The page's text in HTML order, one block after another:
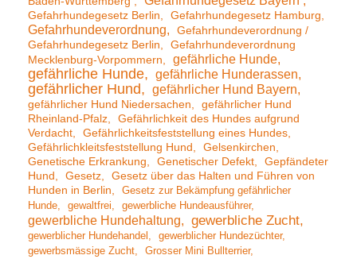
Gefahrhundegesetz Berlin Gefahrhundegesetz Hamburg
Gefahrhundeverordnung
Gefahrhundeverordnung /
Gefahrhundegesetz Berlin
Gefahrhundeverordnung
Mecklenburg-Vorpommern
gefährliche Hunde
gefährliche Hunde gefährliche Hunderassen
gefährlicher Hund gefährlicher Hund Bayern
gefährlicher Hund Niedersachen
gefährlicher Hund
Rheinland-Pfalz
Gefährlichkeit des Hundes aufgrund
Verdacht
Gefährlichkeitsfeststellung eines Hundes
Gefährlichkleitsfeststellung Hund
Gelsenkirchen
Genetische Erkrankung
Genetischer Defekt
Gepfändeter
Hund
Gesetz
Gesetz über das Halten und Führen von
Hunden in Berlin
Gesetz zur Bekämpfung gefährlicher
Hunde
gewaltfrei gewerbliche Hundeausführer
gewerbliche Hundehaltung gewerbliche Zucht
gewerblicher Hundehandel
gewerblicher Hundezüchter
gewerbsmässige Zucht
Grosser Mini Bullterrier